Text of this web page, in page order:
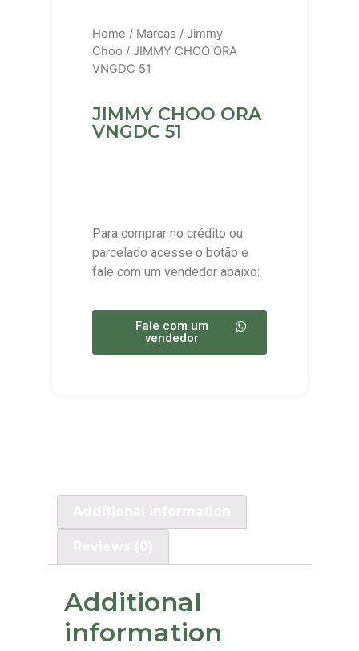
Home / Marcas / Jimmy
Choo / JIMMY CHOO ORA
VNGDC 51
JIMMY CHOO ORA
VNGDC 51
Para comprar no crédito ou
parcelado acesse o botão e
fale com um vendedor abaixo:
Fale com um
vendedor
Additional
information